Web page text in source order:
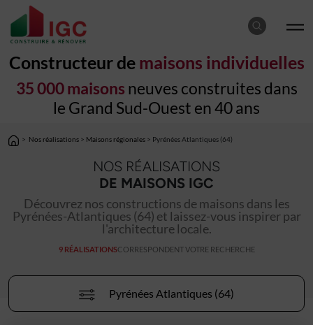
Constructeur de maisons individuelles
35 000 maisons neuves construites dans
le Grand Sud-Ouest en 40 ans
> Nos réalisations > Maisons régionales > Pyrénées Atlantiques (64)
NOS RÉALISATIONS
DE MAISONS IGC
Découvrez nos constructions de maisons dans les
Pyrénées-Atlantiques (64) et laissez-vous inspirer par
l'architecture locale.
9 RÉALISATIONSCORRESPONDENT VOTRE RECHERCHE
Pyrénées Atlantiques (64)